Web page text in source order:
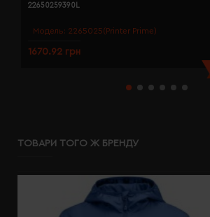
Модель: 2265025(Printer Prime)
22650259390L
1670.92 грн
ТОВАРИ ТОГО Ж БРЕНДУ